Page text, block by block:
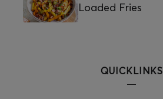
Loaded Fries
QUICKLINKS